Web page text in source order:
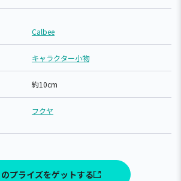
Calbee
キャラクター小物
約10cm
フクヤ
のプライズをゲットする